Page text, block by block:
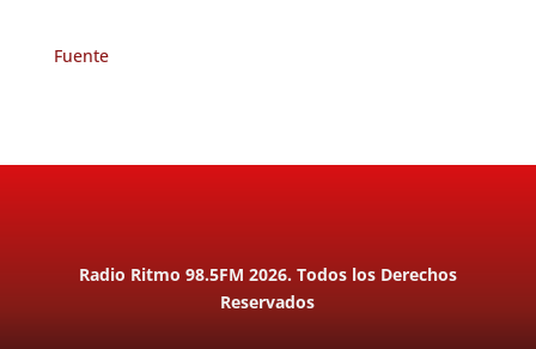
Fuente
Radio Ritmo 98.5FM 2026. Todos los Derechos
Reservados